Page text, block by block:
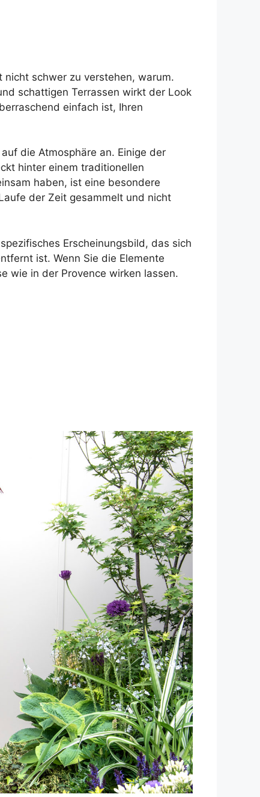
schwer zu verstehen, warum.
schattigen Terrassen wirkt der Look
einfach ist, Ihren
die Atmosphäre an. Einige der
hinter einem traditionellen
haben, ist eine besondere
der Zeit gesammelt und nicht
Erscheinungsbild, das sich
ist. Wenn Sie die Elemente
wie in der Provence wirken lassen.